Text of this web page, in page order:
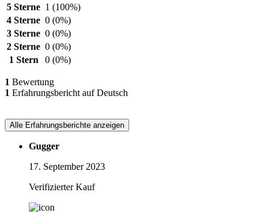
5 Sterne 1 (100%)
4 Sterne 0 (0%)
3 Sterne 0 (0%)
2 Sterne 0 (0%)
1 Stern
0 (0%)
1 Bewertung
1 Erfahrungsbericht auf Deutsch
Alle Erfahrungsberichte anzeigen
Gugger
17. September 2023
Verifizierter Kauf